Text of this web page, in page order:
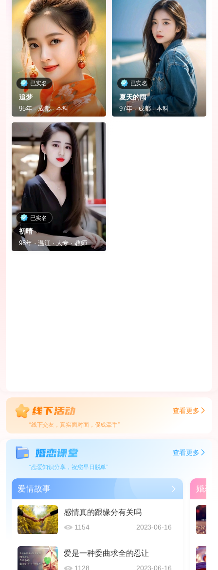
已实名
追梦
95年 · 成都 · 本科
已实名
夏天的雨
97年 · 成都 · 本科
已实名
初晴
98年 · 温江 · 大专 · 教师
查看更多
“线下交友，真实面对面，促成牵手”
查看更多
“恋爱知识分享，祝您早日脱单”
爱情故事
感情真的跟缘分有关吗
1154 2023-06-16
爱是一种委曲求全的忍让
1128 2023-06-16
婚恋